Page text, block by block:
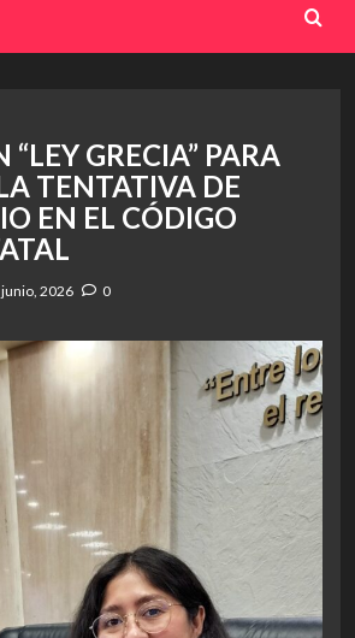
“LEY GRECIA” PARA
TENTATIVA DE
EN EL CÓDIGO
junio, 2026 0